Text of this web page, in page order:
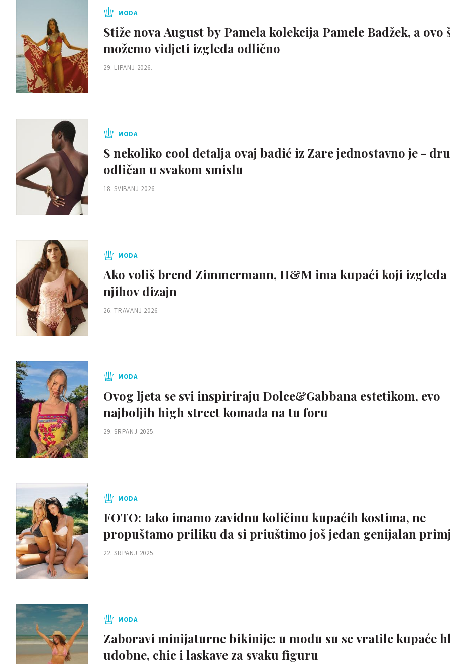
MODA
Stiže nova August by Pamela kolekcija Pamele Badžek, a ovo
možemo vidjeti izgleda odlično
29. LIPANJ 2026.
MODA
S nekoliko cool detalja ovaj badić iz Zare jednostavno je -
odličan u svakom smislu
18. SVIBANJ 2026.
MODA
Ako voliš brend Zimmermann, H&M ima kupaći koji izgleda
njihov dizajn
26. TRAVANJ 2026.
MODA
Ovog ljeta se svi inspiriraju Dolce&Gabbana estetikom, evo
najboljih high street komada na tu foru
29. SRPANJ 2025.
MODA
FOTO: Iako imamo zavidnu količinu kupaćih kostima, ne
propuštamo priliku da si priuštimo još jedan genijalan
22. SRPANJ 2025.
MODA
Zaboravi minijaturne bikinije: u modu su se vratile kupaće
udobne, chic i laskave za svaku figuru